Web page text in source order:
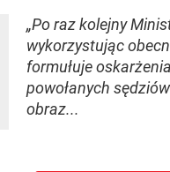
„Po raz kolejny
wykorzystując
formułuje
powołanych
obraz...